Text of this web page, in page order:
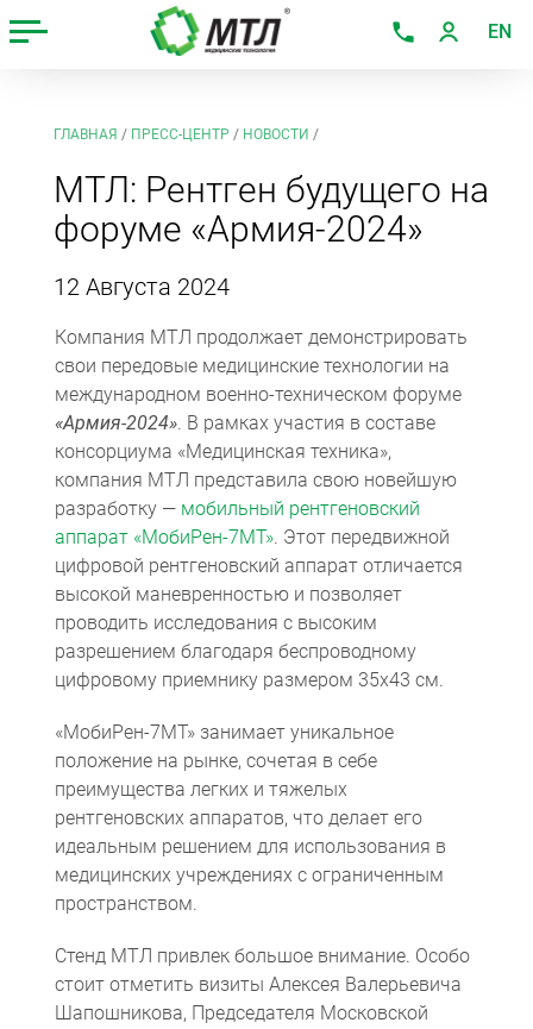
EN
ГЛАВНАЯ / ПРЕСС-ЦЕНТР / НОВОСТИ /
МТЛ: Рентген будущего на
форуме «Армия-2024»
12 Августа 2024
Компания МТЛ продолжает демонстрировать
свои передовые медицинские технологии на
международном военно-техническом форуме
«Армия-2024». В рамках участия в составе
консорциума «Медицинская техника»,
компания МТЛ представила свою новейшую
разработку — мобильный рентгеновский
аппарат «МобиРен-7МТ». Этот передвижной
цифровой рентгеновский аппарат отличается
высокой маневренностью и позволяет
проводить исследования с высоким
разрешением благодаря беспроводному
цифровому приемнику размером 35x43 см.
«МобиРен-7МТ» занимает уникальное
положение на рынке, сочетая в себе
преимущества легких и тяжелых
рентгеновских аппаратов, что делает его
идеальным решением для использования в
медицинских учреждениях с ограниченным
пространством.
Стенд МТЛ привлек большое внимание. Особо
стоит отметить визиты Алексея Валерьевича
Шапошникова, Председателя Московской